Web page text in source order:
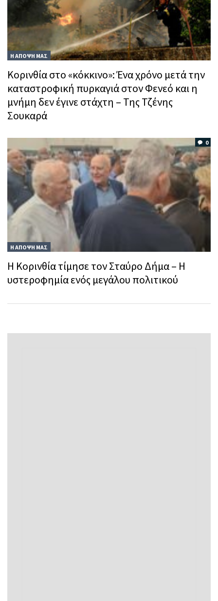
Η ΑΠΟΨΗ ΜΑΣ
Κορινθία στο «κόκκινο»: Ένα χρόνο μετά την
καταστροφική πυρκαγιά στον Φενεό και η
μνήμη δεν έγινε στάχτη – Της Τζένης
Σουκαρά
0
Η ΑΠΟΨΗ ΜΑΣ
Η Κορινθία τίμησε τον Σταύρο Δήμα – Η
υστεροφημία ενός μεγάλου πολιτικού